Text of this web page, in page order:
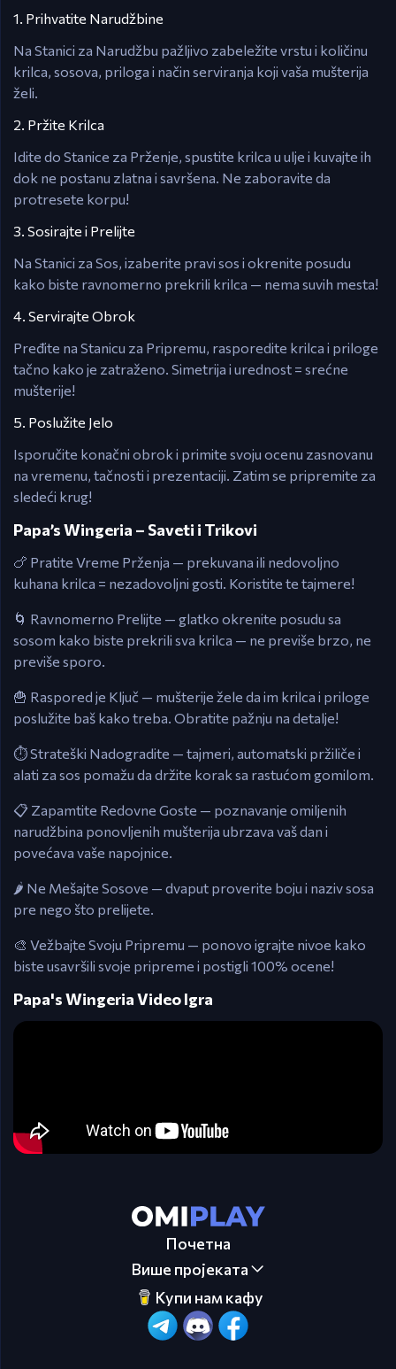
1. Prihvatite Narudžbine
Na Stanici za Narudžbu pažljivo zabeležite vrstu i količinu
krilca, sosova, priloga i način serviranja koji vaša mušterija
želi.
2. Pržite Krilca
Idite do Stanice za Prženje, spustite krilca u ulje i kuvajte ih
dok ne postanu zlatna i savršena. Ne zaboravite da
protresete korpu!
3. Sosirajte i Prelijte
Na Stanici za Sos, izaberite pravi sos i okrenite posudu
kako biste ravnomerno prekrili krilca — nema suvih mesta!
4. Servirajte Obrok
Pređite na Stanicu za Pripremu, rasporedite krilca i priloge
tačno kako je zatraženo. Simetrija i urednost = srećne
mušterije!
5. Poslužite Jelo
Isporučite konačni obrok i primite svoju ocenu zasnovanu
na vremenu, tačnosti i prezentaciji. Zatim se pripremite za
sledeći krug!
Papa’s Wingeria – Saveti i Trikovi
🍗 Pratite Vreme Prženja — prekuvana ili nedovoljno
kuhana krilca = nezadovoljni gosti. Koristite te tajmere!
🌀 Ravnomerno Prelijte — glatko okrenite posudu sa
sosom kako biste prekrili sva krilca — ne previše brzo, ne
previše sporo.
🍟 Raspored je Ključ — mušterije žele da im krilca i priloge
poslužite baš kako treba. Obratite pažnju na detalje!
⏱️ Strateški Nadogradite — tajmeri, automatski pržiliče i
alati za sos pomažu da držite korak sa rastućom gomilom.
📋 Zapamtite Redovne Goste — poznavanje omiljenih
narudžbina ponovljenih mušterija ubrzava vaš dan i
povećava vaše napojnice.
🌶️ Ne Mešajte Sosove — dvaput proverite boju i naziv sosa
pre nego što prelijete.
🎨 Vežbajte Svoju Pripremu — ponovo igrajte nivoe kako
biste usavršili svoje pripreme i postigli 100% ocene!
Papa's Wingeria Video Igra
Почетна
Више пројеката
Купи нам кафу